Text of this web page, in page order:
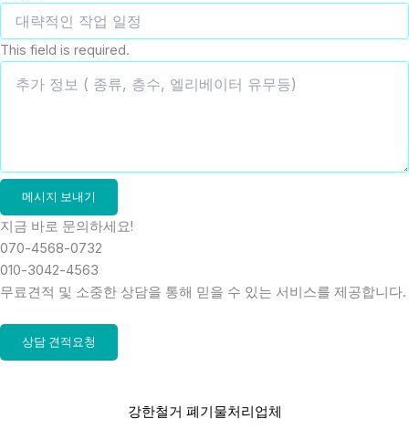
This field is required.
메시지 보내기
지금 바로 문의하세요!
070-4568-0732
010-3042-4563
무료견적 및 소중한 상담을 통해 믿을 수 있는 서비스를 제공합니다.
상담 견적요청
강한철거 폐기물처리업체